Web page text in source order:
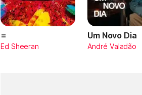
=
Ed Sheeran
Um Novo Dia
André Valadão